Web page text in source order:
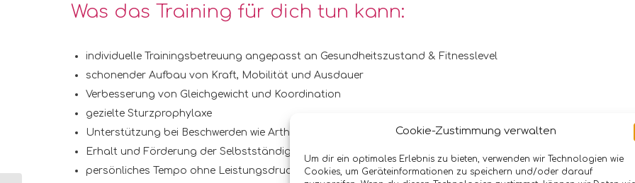
Cookie-Zustimmung verwalten
Um dir ein optimales Erlebnis zu bieten, verwenden wir Technologien wie
Cookies, um Geräteinformationen zu speichern und/oder darauf
Was das Training für dich tun kann:
individuelle Trainingsbetreuung angepasst an Gesundheitszustand & Fitnesslevel
schonender Aufbau von Kraft, Mobilität und Ausdauer
Verbesserung von Gleichgewicht und Koordination
gezielte Sturzprophylaxe
Unterstützung bei Beschwerden wie Arthrose, Rückenschmerzen oder Gelenkproblemen
Erhalt und Förderung der Selbstständigkeit im Alltag
persönliches Tempo ohne Leistungsdruck